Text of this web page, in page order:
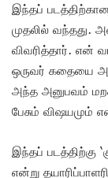
இந்தப்
முதலில் வந்தது.
விவரித்தார். என்
ஒருவர் கதையை
அந்த அனுபவம்
பேசும் விஷயமும்
இந்தப் படத்திற்கு
என்று